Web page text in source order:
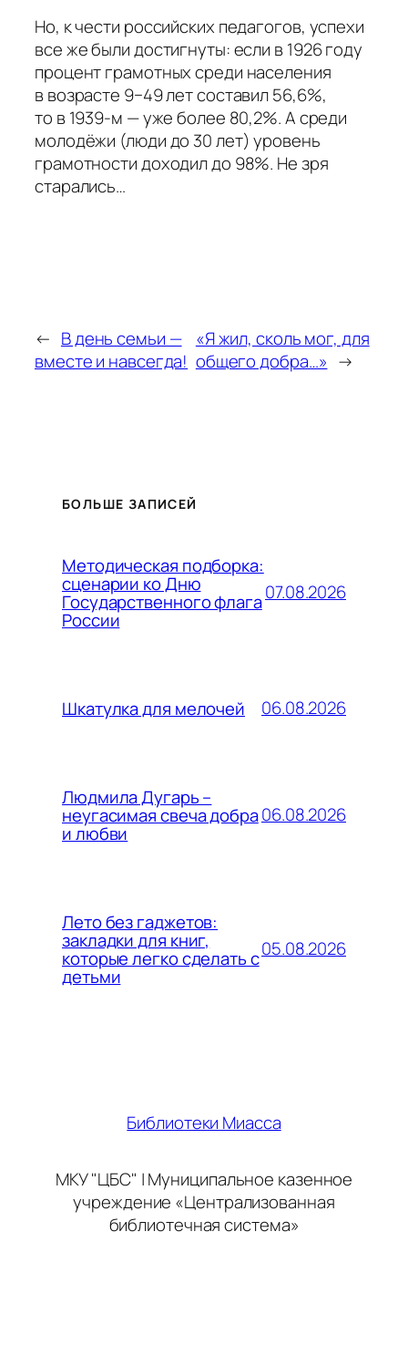
Но, к чести российских педагогов, успехи
все же были достигнуты: если в 1926 году
процент грамотных среди населения
в возрасте 9−49 лет составил 56,6%,
то в 1939-м — уже более 80,2%. А среди
молодёжи (люди до 30 лет) уровень
грамотности доходил до 98%. Не зря
старались…
← В день семьи —
вместе и навсегда!
«Я жил, сколь мог, для
общего добра…» →
БОЛЬШЕ ЗАПИСЕЙ
Методическая подборка:
сценарии ко Дню
Государственного флага
России
07.08.2026
Шкатулка для мелочей 06.08.2026
Людмила Дугарь –
неугасимая свеча добра
и любви
06.08.2026
Лето без гаджетов:
закладки для книг,
которые легко сделать с
детьми
05.08.2026
Библиотеки Миасса
МКУ "ЦБС" | Муниципальное казенное
учреждение «Централизованная
библиотечная система»